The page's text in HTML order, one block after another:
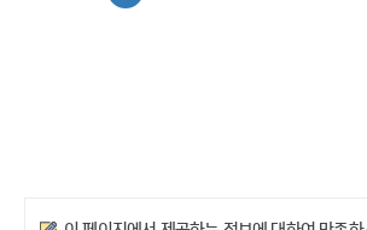
만족도조사